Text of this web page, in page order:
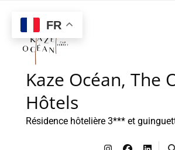
Kaze Océan, The
Hôtels
Résidence hôtelière 3*** et
FR